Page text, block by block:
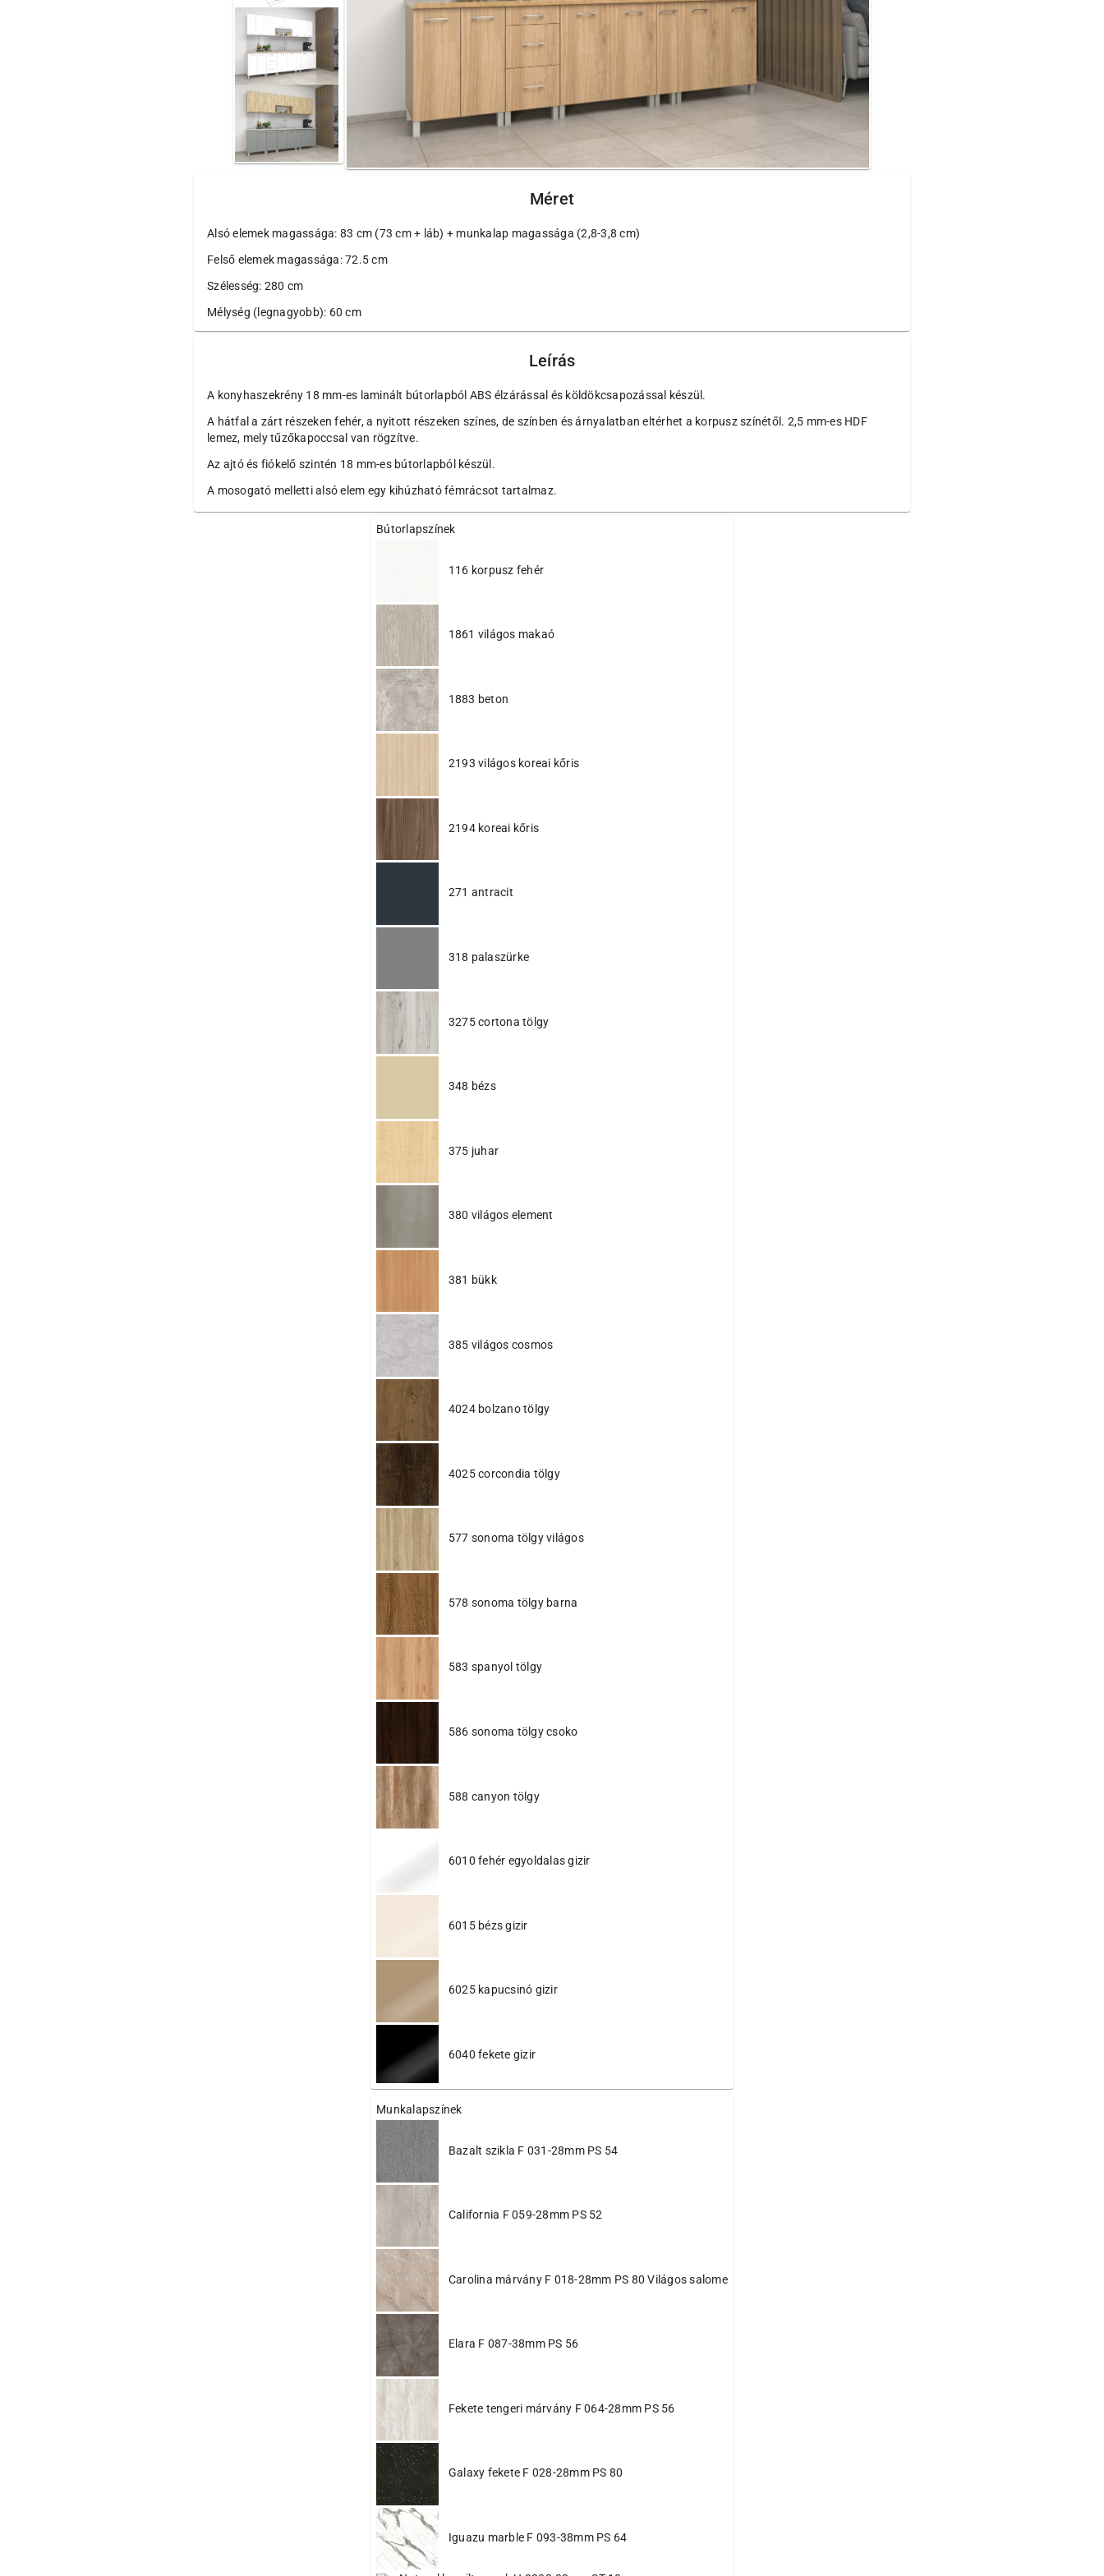
Méret
Alsó elemek magassága: 83 cm (73 cm + láb) + munkalap magassága (2,8-3,8 cm)
Felső elemek magassága: 72.5 cm
Szélesség: 280 cm
Mélység (legnagyobb): 60 cm
Leírás
A konyhaszekrény 18 mm-es laminált bútorlapból ABS élzárással és köldökcsapozással készül.
A hátfal a zárt részeken fehér, a nyitott részeken színes, de színben és árnyalatban eltérhet a korpusz színétől. 2,5 mm-es HDF
lemez, mely tűzőkapoccsal van rögzítve.
Az ajtó és fiókelő szintén 18 mm-es bútorlapból készül.
A mosogató melletti alsó elem egy kihúzható fémrácsot tartalmaz.
Bútorlapszínek
116 korpusz fehér
1861 világos makaó
1883 beton
2193 világos koreai kőris
2194 koreai kőris
271 antracit
318 palaszürke
3275 cortona tölgy
348 bézs
375 juhar
380 világos element
381 bükk
385 világos cosmos
4024 bolzano tölgy
4025 corcondia tölgy
577 sonoma tölgy világos
578 sonoma tölgy barna
583 spanyol tölgy
586 sonoma tölgy csoko
588 canyon tölgy
6010 fehér egyoldalas gizir
6015 bézs gizir
6025 kapucsinó gizir
6040 fekete gizir
6090 sötét barna gizir
616 gyöngy calobra
622 sötét sonoma szürke
623 világos monaco tölgy
624 monaco krém (sanrém tölgy)
642 dakota tölgy
667 old style yellow
668 wallpole tölgy
674 natúr kent tölgy
676 világos piemona tölgy
683 sötét arcena tölgy
687 tristan tölgy
722 mogyoró
8681 jégfehér tavitózsa
8880 magyar szilva
U190 PR fekete
Y621 kelta tölgy
Y631 fekete freya
calvados
magasfényű fehér
soft toutch black evogloss
Munkalapszínek
Bazalt szikla F 031-28mm PS 54
California F 059-28mm PS 52
Carolina márvány F 018-28mm PS 80 Világos salome
Elara F 087-38mm PS 56
Fekete tengeri márvány F 064-28mm PS 56
Galaxy fekete F 028-28mm PS 80
Iguazu marble F 093-38mm PS 64